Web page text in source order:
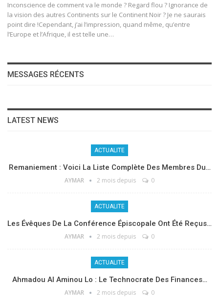
Inconscience de comment va le monde ? Regard flou ? Ignorance de
la vision des autres Continents sur le Continent Noir ? Je ne saurais
point dire !Cependant, j’ai l’impression, quand même, qu’entre
l’Europe et l’Afrique, il est telle une…
MESSAGES RÉCENTS
LATEST NEWS
ACTUALITE
Remaniement : Voici La Liste Complète Des Membres Du…
AYMAR 2 mois depuis 0
ACTUALITE
Les Évêques De La Conférence Épiscopale Ont Été Reçus…
AYMAR 2 mois depuis 0
ACTUALITE
Ahmadou Al Aminou Lo : Le Technocrate Des Finances…
AYMAR 2 mois depuis 0